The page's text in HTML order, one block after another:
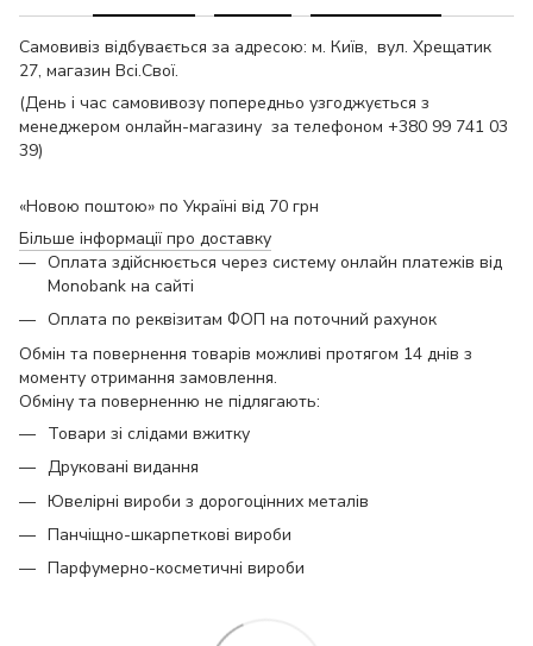
Самовивіз відбувається за адресою: м. Київ, вул. Хрещатик
27, магазин Всі.Свої.
(День і час самовивозу попередньо узгоджується з
менеджером онлайн-магазину за телефоном +380 99 741 03
39)
«Новою поштою» по Україні від 70 грн
Більше інформації про доставку
Оплата здійснюється через систему онлайн платежів від
Monobank на сайті
Оплата по реквізитам ФОП на поточний рахунок
Обмін та повернення товарів можливі протягом 14 днів з
моменту отримання замовлення.
Обміну та поверненню не підлягають:
Товари зі слідами вжитку
Друковані видання
Ювелірні вироби з дорогоцінних металів
Панчіщно-шкарпеткові вироби
Парфумерно-косметичні вироби